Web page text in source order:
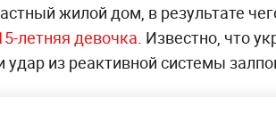
жилой дом, в результате
летняя девочка. Известно, что
из реактивной системы